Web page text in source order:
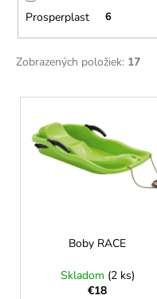
Prosperplast 6
Zobrazených položiek: 17
V
Boby RACE
Skladom (2 ks)
€18
TURISTICKÝ
ODZNAK
NA
PALICU
HANDMADE